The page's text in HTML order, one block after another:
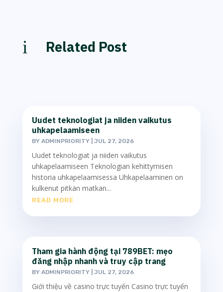
i Related Post
Uudet teknologiat ja niiden vaikutus
uhkapelaamiseen
BY ADMINPRIORITY| JUL 27, 2026
Uudet teknologiat ja niiden vaikutus
uhkapelaamiseen Teknologian kehittymisen
historia uhkapelaamisessa Uhkapelaaminen on
kulkenut pitkän matkan...
READ MORE
Tham gia hành động tại 789BET: mẹo
đăng nhập nhanh và truy cập trang
BY ADMINPRIORITY| JUL 27, 2026
Giới thiệu về casino trực tuyến Casino trực tuyến